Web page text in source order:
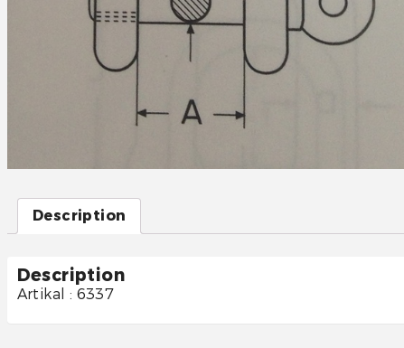
Description
Description
Artikal : 6337